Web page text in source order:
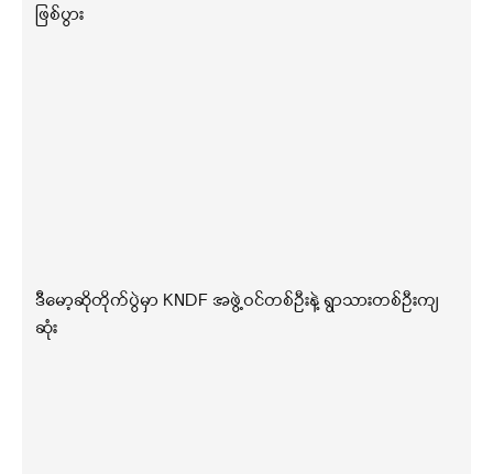
ဖြစ်ပွား
ဒီမော့ဆိုတိုက်ပွဲမှာ KNDF အဖွဲ့ဝင်တစ်ဦးနဲ့ ရွာသားတစ်ဦးကျ
ဆုံး